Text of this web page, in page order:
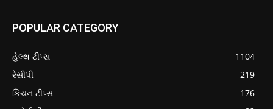
POPULAR CATEGORY
હેલ્થ ટીપ્સ
1104
રેસીપી
219
કિચન ટીપ્સ
176